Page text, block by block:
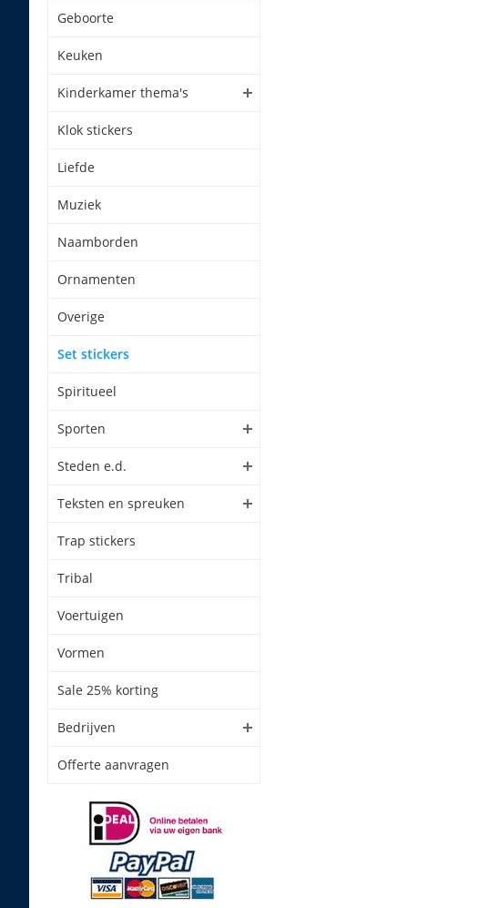
Geboorte
Keuken
Kinderkamer thema's
Klok stickers
Liefde
Muziek
Naamborden
Ornamenten
Overige
Set stickers
Spiritueel
Sporten
Steden e.d.
Teksten en spreuken
Trap stickers
Tribal
Voertuigen
Vormen
Sale 25% korting
Bedrijven
Offerte aanvragen